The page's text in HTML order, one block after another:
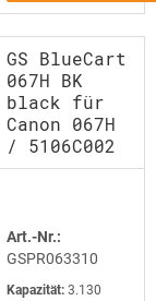
GS BlueCart
067H BK
black für
Canon 067H
/ 5106C002
Art.-Nr.:
GSPR063310
Kapazität: 3.130